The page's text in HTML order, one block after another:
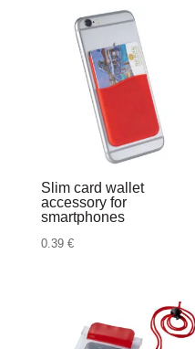
Slim card wallet
accessory for
smartphones
0.39 €